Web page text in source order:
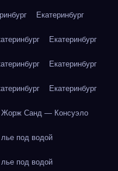
Екатеринбург
Екатеринбург
Екатеринбург
Екатеринбург
Жорж Санд — Консуэло
под водой
под водой